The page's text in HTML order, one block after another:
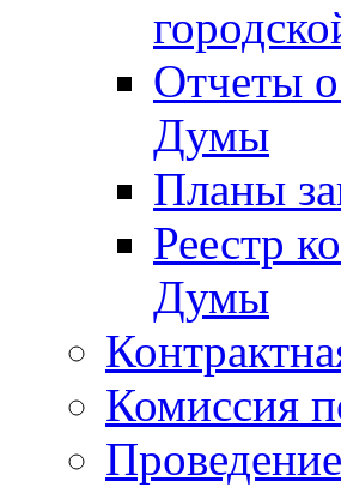
Отчеты о
Думы
Планы
Реестр
Думы
Комиссия